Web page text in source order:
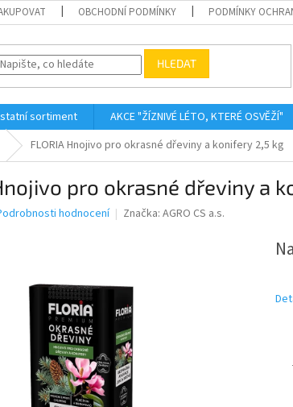
OBCHODNÍ PODMÍNKY PODMÍNKY
HLEDAT
sortiment AKCE "ŽÍZNIVÉ LÉTO, KTERÉ OSVĚŽÍ"
FLORIA Hnojivo pro okrasné dřeviny a konifery 2,5 kg
pro okrasné dřeviny a
hodnocení Značka: AGRO CS a.s.